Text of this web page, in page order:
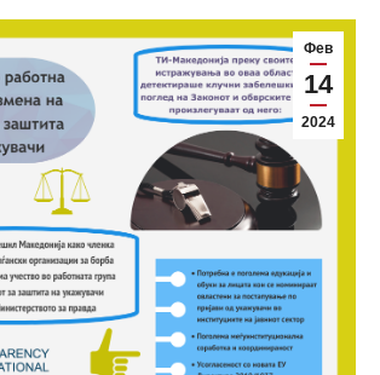
Фев
14
2024